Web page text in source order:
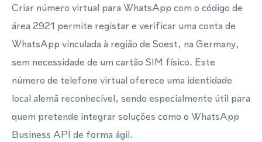
Criar número virtual para WhatsApp com o código de
área 2921 permite registar e verificar uma conta de
WhatsApp vinculada à região de Soest, na Germany,
sem necessidade de um cartão SIM físico. Este
número de telefone virtual oferece uma identidade
local alemã reconhecível, sendo especialmente útil para
quem pretende integrar soluções como o WhatsApp
Business API de forma ágil.